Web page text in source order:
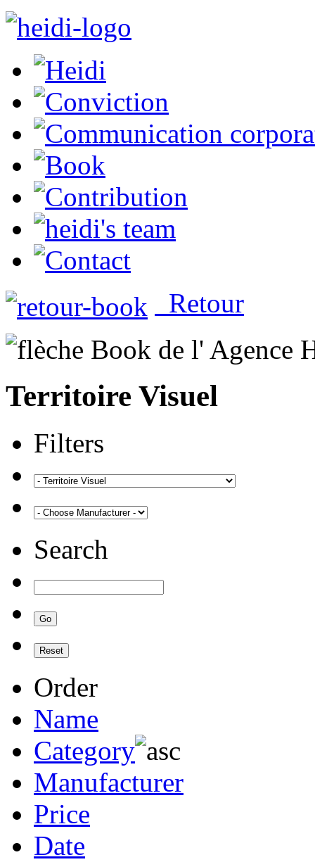
Retour
Territoire Visuel
Filters
Search
Order
Name
Category
Manufacturer
Price
Date